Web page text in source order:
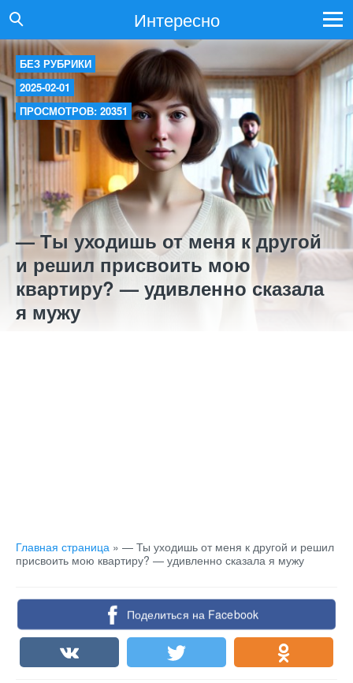
Интересно
БЕЗ РУБРИКИ
2025-02-01
ПРОСМОТРОВ: 20351
— Ты уходишь от меня к другой
и решил присвоить мою
квартиру? — удивленно сказала
я мужу
Главная страница » — Ты уходишь от меня к другой и решил
присвоить мою квартиру? — удивленно сказала я мужу
Поделиться на Facebook